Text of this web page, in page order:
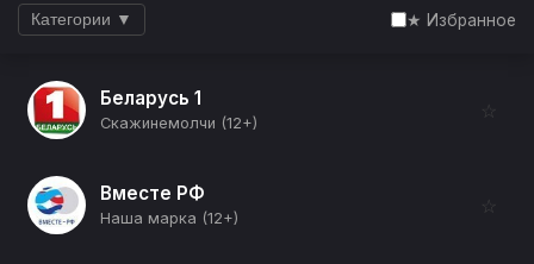
Категории ▼ ★ Избранное
Беларусь 1
Скажинемолчи (12+)
☆
Вместе РФ
Наша марка (12+)
☆